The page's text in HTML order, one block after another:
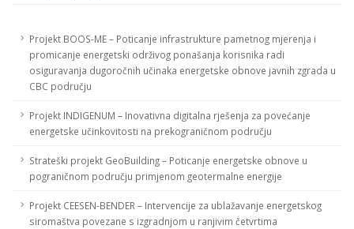
Projekt BOOS-ME – Poticanje infrastrukture pametnog mjerenja i
promicanje energetski održivog ponašanja korisnika radi
osiguravanja dugoročnih učinaka energetske obnove javnih zgrada u
CBC području
Projekt INDIGENUM – Inovativna digitalna rješenja za povećanje
energetske učinkovitosti na prekograničnom području
Strateški projekt GeoBuilding – Poticanje energetske obnove u
pograničnom području primjenom geotermalne energije
Projekt CEESEN-BENDER – Intervencije za ublažavanje energetskog
siromaštva povezane s izgradnjom u ranjivim četvrtima